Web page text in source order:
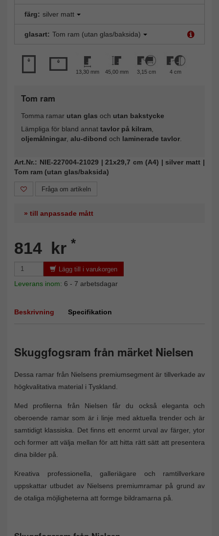
färg: silver matt
glasart: Tom ram (utan glas/baksida)
13,30 mm 45,00 mm 3,15 cm 4 cm
Tom ram
Tomma ramar utan glas och utan bakstycke
Lämpliga för bland annat tavlor på kilram
oljemålningar alu-dibond och laminerade tavlor
Art.Nr.: NIE-227004-21029 | 21x29,7 cm (A4) | silver matt |
Tom ram (utan glas/baksida)
Fråga om artikeln
» till anpassade mått
814 kr *
Lägg till i varukorgen
Leverans inom: 6 - 7 arbetsdagar
Beskrivning Specifikation
Skuggfogsram från märket Nielsen
Dessa ramar från Nielsens premiumsegment är tillverkade av
högkvalitativa material i Tyskland.
Med profilerna från Nielsen får du också eleganta och
oberoende ramar som är i linje med aktuella trender och är
samtidigt klassiska. Det finns ett enormt urval av färger, ytor
och former att välja mellan för att hitta rätt sätt att presentera
dina bilder på.
Kreativa professionella, galleriägare och ramtillverkare
uppskattar utbudet av Nielsens premiumramar på grund av
de otaliga möjligheterna att formge bildramarna på.